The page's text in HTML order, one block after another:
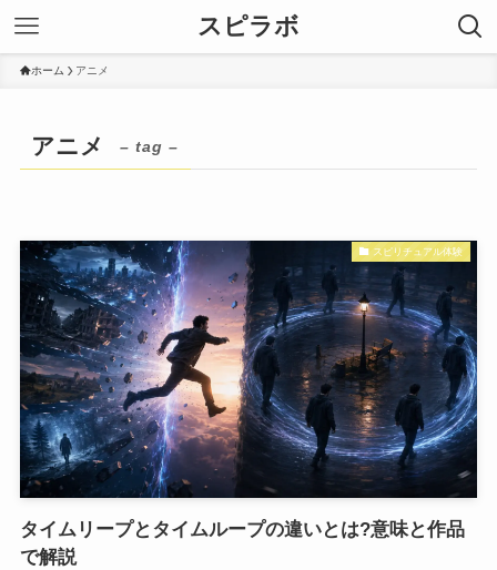
スピラボ
ホーム アニメ
アニメ – tag –
スピリチュアル体験
タイムリープとタイムループの違いとは?意味と作品
で解説